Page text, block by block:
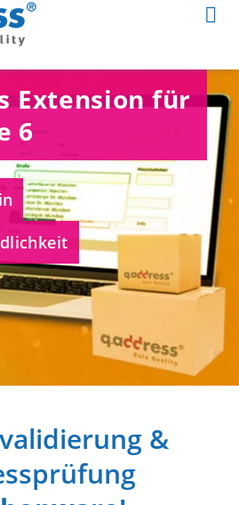
Extension für
6
&